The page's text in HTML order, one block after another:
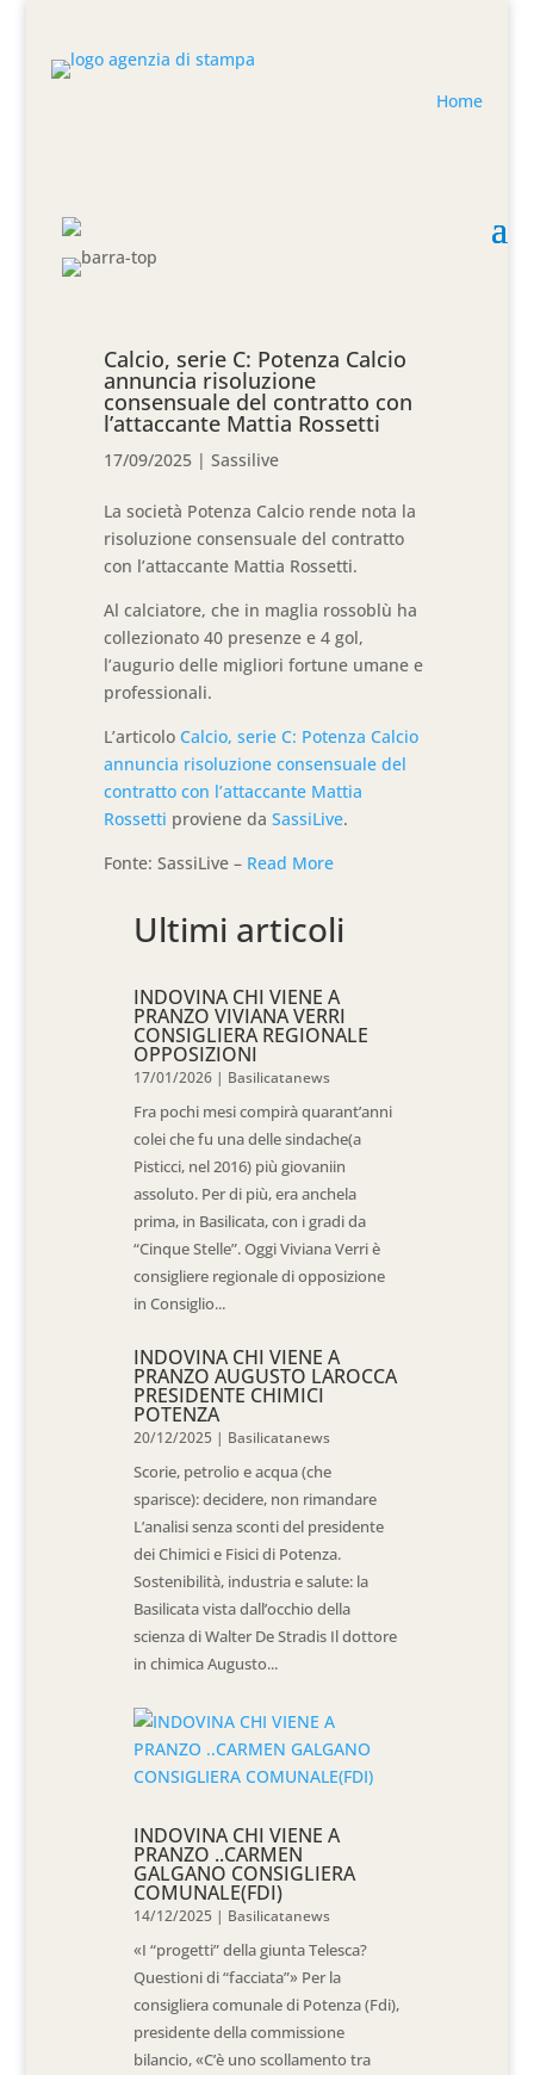
Home
Calcio, serie C: Potenza Calcio
annuncia risoluzione
consensuale del contratto con
l’attaccante Mattia Rossetti
17/09/2025 |Sassilive
La società Potenza Calcio rende nota la
risoluzione consensuale del contratto
con l’attaccante Mattia Rossetti.
Al calciatore, che in maglia rossoblù ha
collezionato 40 presenze e 4 gol,
l’augurio delle migliori fortune umane e
professionali.
L’articoloCalcio, serie C: Potenza Calcio
annuncia risoluzione consensuale del
contratto con l’attaccante Mattia
Rossetti proviene daSassiLive.
Fonte: SassiLive – Read More
Ultimi articoli
INDOVINA CHI VIENE A
PRANZO VIVIANA VERRI
CONSIGLIERA REGIONALE
OPPOSIZIONI
17/01/2026 | Basilicatanews
Fra pochi mesi compirà quarant’anni
colei che fu una delle sindache(a
Pisticci, nel 2016) più giovaniin
assoluto. Per di più, era anchela
prima, in Basilicata, con i gradi da
“Cinque Stelle”. Oggi Viviana Verri è
consigliere regionale di opposizione
in Consiglio...
INDOVINA CHI VIENE A
PRANZO AUGUSTO LAROCCA
PRESIDENTE CHIMICI
POTENZA
20/12/2025 | Basilicatanews
Scorie, petrolio e acqua (che
sparisce): decidere, non rimandare
L’analisi senza sconti del presidente
dei Chimici e Fisici di Potenza.
Sostenibilità, industria e salute: la
Basilicata vista dall’occhio della
scienza di Walter De Stradis Il dottore
in chimica Augusto...
INDOVINA CHI VIENE A
PRANZO ..CARMEN
GALGANO CONSIGLIERA
COMUNALE(FDI)
14/12/2025 | Basilicatanews
«I “progetti” della giunta Telesca?
Questioni di “facciata”» Per la
consigliera comunale di Potenza (Fdi),
presidente della commissione
bilancio, «C’è uno scollamento tra